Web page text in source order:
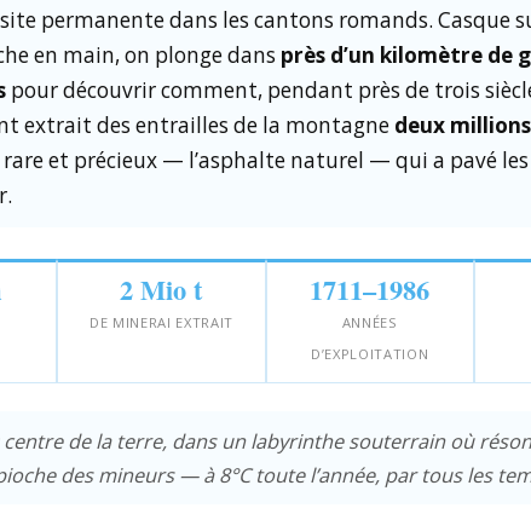
permanente dans les cantons romands. Casque
en main, on plonge dans près d’un kilomètre de
pour découvrir comment, pendant près de trois
extrait des entrailles de la montagne deux
rare et précieux — l’asphalte naturel — qui a pavé
2 Mio t
DE MINERAI EXTRAIT
1711–1986
ANNÉES
D’EXPLOITATION
centre de la terre, dans un labyrinthe souterrain où
des mineurs — à 8°C toute l’année, par tous les